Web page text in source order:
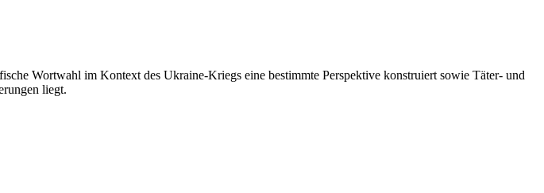
Wortwahl im Kontext des Ukraine-Kriegs eine bestimmte Perspektive konstruiert sowie Täter- und
liegt.